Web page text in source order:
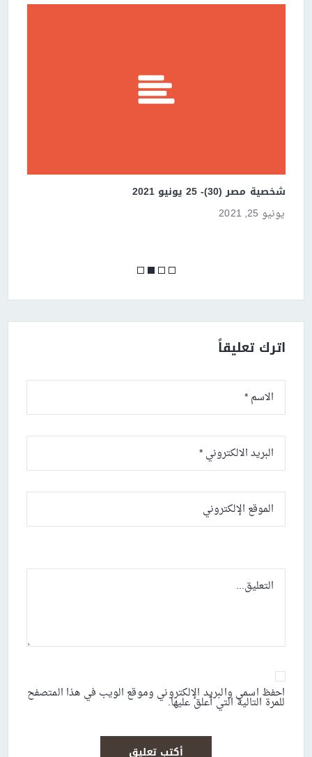
شخصية مصر (30)- 25 يونيو 2021
يونيو 25, 2021
اترك تعليقاً
احفظ اسمي والبريد الإلكتروني وموقع الويب في هذا المتصفح
للمرة التالية التي أعلق عليها.